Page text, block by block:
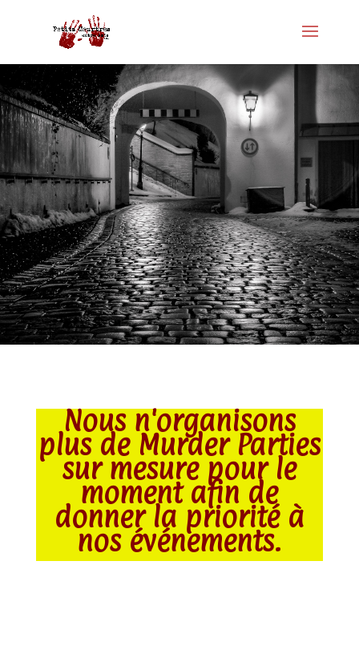
Nous n'organisons
plus de Murder Parties
sur mesure pour le
moment afin de
donner la priorité à
nos événements.